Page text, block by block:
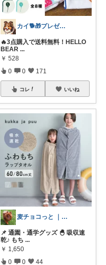
カイ🐕🎁プレゼント
🔥3点購入で送料無料！HELLO
BEAR ...
￥ 528
0 0 171
コレ いいね
麦チョコっと ｜ キッズ＆ベビー 夏
📌 通園・通学グッズ 🐣 吸収速
乾♪ もち ...
￥ 1,650
0 0 44